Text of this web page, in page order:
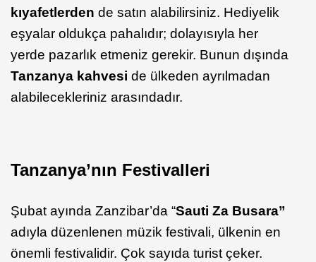
kıyafetlerden de satın alabilirsiniz. Hediyelik
eşyalar oldukça pahalıdır; dolayısıyla her
yerde pazarlık etmeniz gerekir. Bunun dışında
Tanzanya kahvesi de ülkeden ayrılmadan
alabilecekleriniz arasındadır.
Tanzanya’nın Festivalleri
Şubat ayında Zanzibar’da “Sauti Za Busara”
adıyla düzenlenen müzik festivali, ülkenin en
önemli festivalidir. Çok sayıda turist çeker.